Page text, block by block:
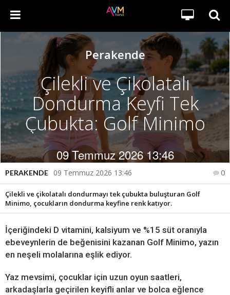
Perakende
Çilekli ve Çikolatalı
Dondurma Keyfi Tek
Çubukta: Golf Minimo
09 Temmuz 2026 13:46
PERAKENDE 09 Temmuz 2026 13:46 0
Çilekli ve çikolatalı dondurmayı tek çubukta buluşturan Golf
Minimo, çocukların dondurma keyfine renk katıyor.
İçeriğindeki D vitamini, kalsiyum ve %15 süt oranıyla
ebeveynlerin de beğenisini kazanan Golf Minimo, yazın
en neşeli molalarına eşlik ediyor.
Yaz mevsimi, çocuklar için uzun oyun saatleri,
arkadaşlarla geçirilen keyifli anlar ve bolca eğlence